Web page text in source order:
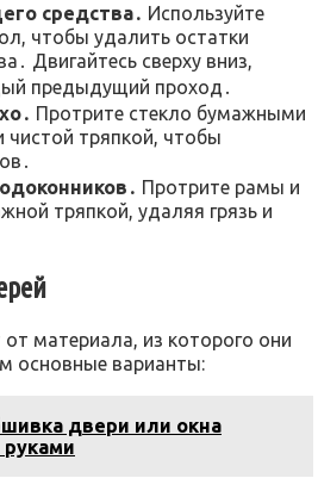
средства․ Используйте
чтобы удалить остатки
Двигайтесь сверху вниз,
предыдущий проход․
Протрите стекло бумажными
тряпкой, чтобы
Протрите рамы и
тряпкой, удаляя грязь и
материала, из которого они
основные варианты:
двери или окна